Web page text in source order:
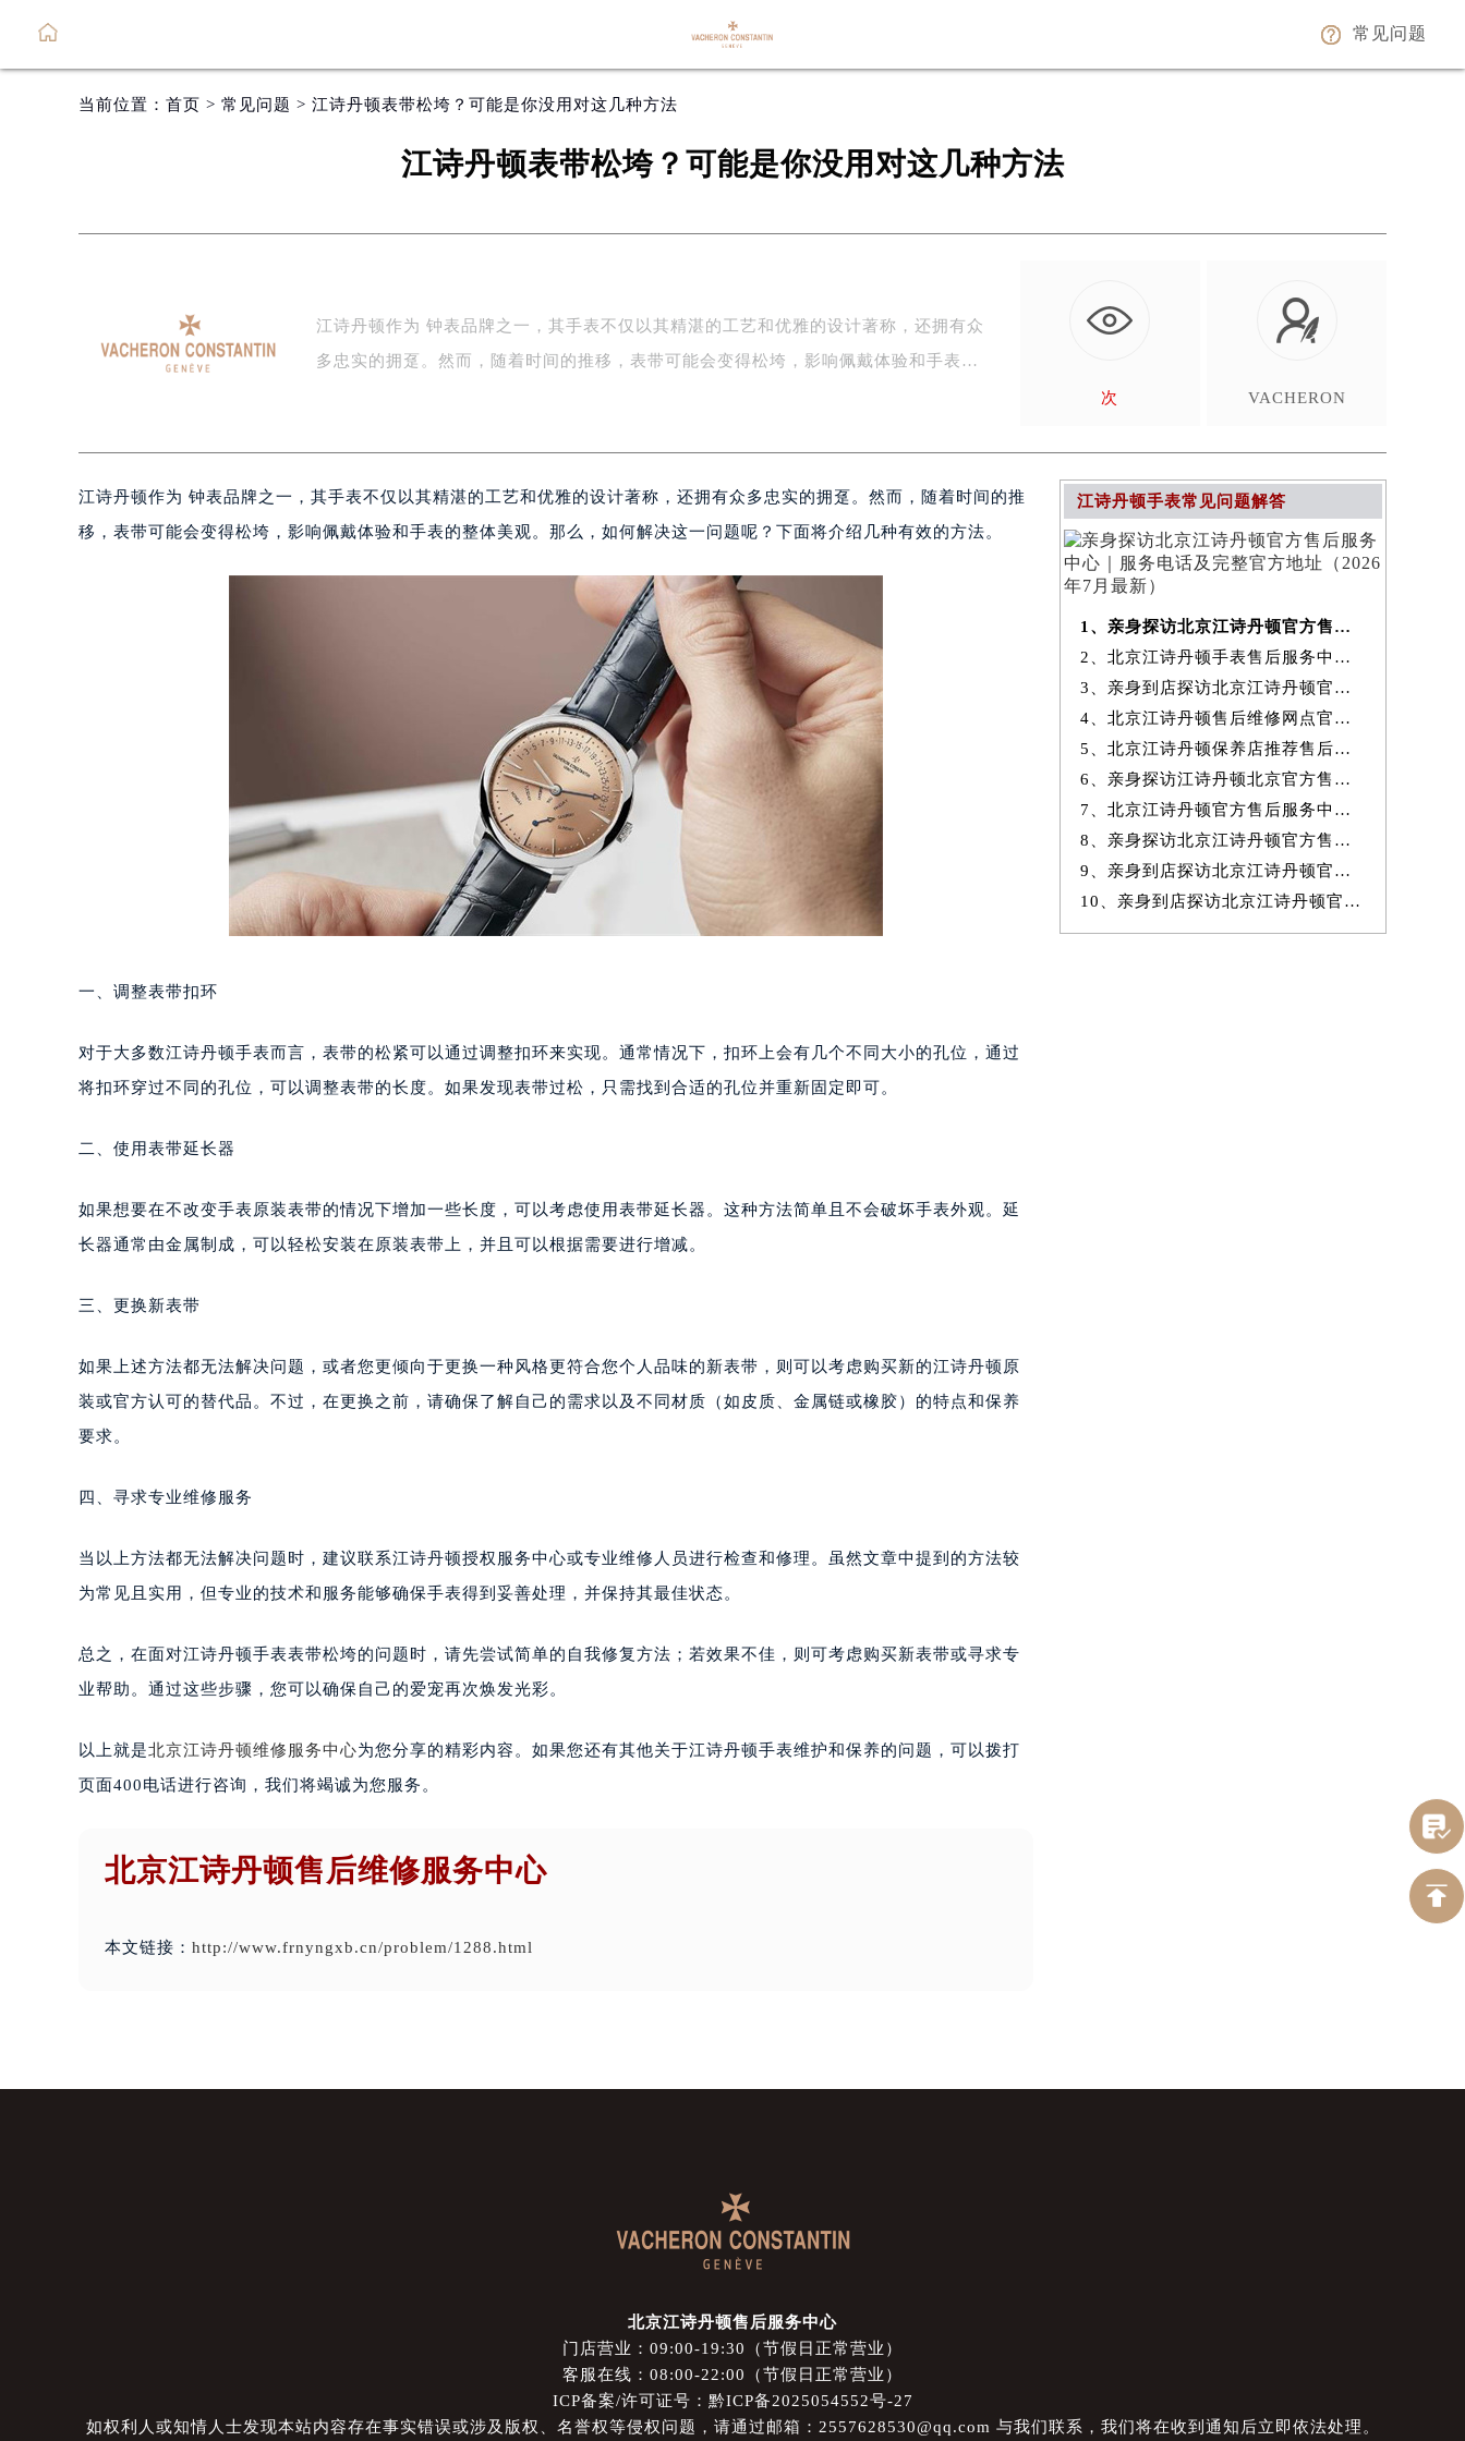
常见问题
当前位置： 首页 > 常见问题 > 江诗丹顿表带松垮？可能是你没用对这几种方法
江诗丹顿表带松垮？可能是你没用对这几种方法
江诗丹顿作为 钟表品牌之一，其手表不仅以其精湛的工艺和优雅的设计著称，还拥有众
多忠实的拥趸。然而，随着时间的推移，表带可能会变得松垮，影响佩戴体验和手表…
次 VACHERON
江诗丹顿作为 钟表品牌之一，其手表不仅以其精湛的工艺和优雅的设计著称，还拥有众多忠实的拥趸。然而，随着时间的推
移，表带可能会变得松垮，影响佩戴体验和手表的整体美观。那么，如何解决这一问题呢？下面将介绍几种有效的方法。
一、调整表带扣环
对于大多数江诗丹顿手表而言，表带的松紧可以通过调整扣环来实现。通常情况下，扣环上会有几个不同大小的孔位，通过
将扣环穿过不同的孔位，可以调整表带的长度。如果发现表带过松，只需找到合适的孔位并重新固定即可。
二、使用表带延长器
如果想要在不改变手表原装表带的情况下增加一些长度，可以考虑使用表带延长器。这种方法简单且不会破坏手表外观。延
长器通常由金属制成，可以轻松安装在原装表带上，并且可以根据需要进行增减。
三、更换新表带
如果上述方法都无法解决问题，或者您更倾向于更换一种风格更符合您个人品味的新表带，则可以考虑购买新的江诗丹顿原
装或官方认可的替代品。不过，在更换之前，请确保了解自己的需求以及不同材质（如皮质、金属链或橡胶）的特点和保养
要求。
四、寻求专业维修服务
当以上方法都无法解决问题时，建议联系江诗丹顿授权服务中心或专业维修人员进行检查和修理。虽然文章中提到的方法较
为常见且实用，但专业的技术和服务能够确保手表得到妥善处理，并保持其最佳状态。
总之，在面对江诗丹顿手表表带松垮的问题时，请先尝试简单的自我修复方法；若效果不佳，则可考虑购买新表带或寻求专
业帮助。通过这些步骤，您可以确保自己的爱宠再次焕发光彩。
以上就是北京江诗丹顿维修服务中心为您分享的精彩内容。如果您还有其他关于江诗丹顿手表维护和保养的问题，可以拨打
页面400电话进行咨询，我们将竭诚为您服务。
北京江诗丹顿售后维修服务中心
本文链接： http://www.frnyngxb.cn/problem/1288.html
江诗丹顿手表常见问题解答
1、亲身探访北京江诗丹顿官方售后服务中心｜服务电话及完整官方地址（20
2、北京江诗丹顿手表售后服务中心提供专业维修保养服务权威公示（2026
3、亲身到店探访北京江诗丹顿官方售后服务中心｜最新热线和全部网点地
4、北京江诗丹顿售后维修网点官方服务指南权威公示（2026年7月最新）
5、北京江诗丹顿保养店推荐售后保养服务权威公示（2026年7月最新）
6、亲身探访江诗丹顿北京官方售后服务中心｜地址与24小时服务电话（2026
7、北京江诗丹顿官方售后服务中心｜最新地址与24小时售后热线权威信息
8、亲身探访北京江诗丹顿官方售后服务中心｜完整网点地址与服务电话（20
9、亲身到店探访北京江诗丹顿官方售后服务中心｜服务热线及全部官方地
10、亲身到店探访北京江诗丹顿官方售后服务中心｜官方热线及全部网点地
北京江诗丹顿售后服务中心
门店营业：09:00-19:30（节假日正常营业）
客服在线：08:00-22:00（节假日正常营业）
ICP备案/许可证号：黔ICP备2025054552号-27
如权利人或知情人士发现本站内容存在事实错误或涉及版权、名誉权等侵权问题，请通过邮箱：2557628530@qq.com 与我们联系，我们将在收到通知后立即依法处理。